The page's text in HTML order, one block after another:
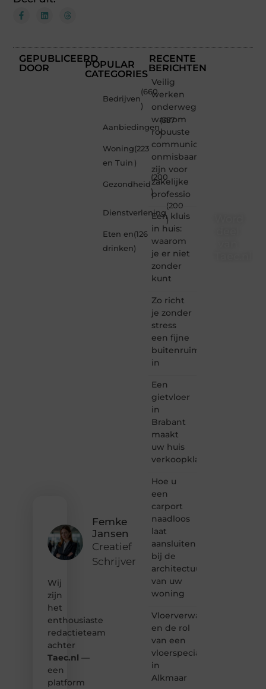
GEPUBLICEERD
DOOR
Femke
Jansen
Creatief
Schrijver
Wij
zijn
het
enthousiaste
redactieteam
achter
Taec.nl —
een
platform
POPULAR
CATEGORIES
Bedrijven
(660
)
Aanbiedingen
(357
)
Woning
en Tuin
(223
)
Gezondheid
(200
)
Dienstverlening
(200
)
Eten en
drinken
(126
)
RECENTE
BERICHTEN
Veilig
werken
onderweg:
waarom
robuuste
communicatiemiddelen
onmisbaar
zijn voor
zakelijke
professio
Een kluis
in huis:
waarom
je er niet
zonder
kunt
Zo richt
je zonder
stress
een fijne
buitenruimte
in
Een
gietvloer
in
Brabant
maakt
uw huis
verkoopklaar
Hoe u
een
carport
naadloos
laat
aansluiten
bij de
architectuur
van uw
woning
Vloerverwarming
en de rol
van een
vloerspecialist
in
Alkmaar